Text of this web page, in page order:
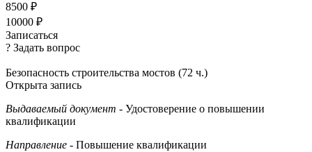
8500 ₽
10000 ₽
Записаться
? Задать вопрос
Безопасность строительства мостов (72 ч.)
Открыта запись
Выдаваемый документ - Удостоверение о повышении
квалификации
Направление - Повышение квалификации